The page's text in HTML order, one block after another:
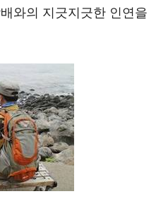
와의 지긋지긋한 인연을